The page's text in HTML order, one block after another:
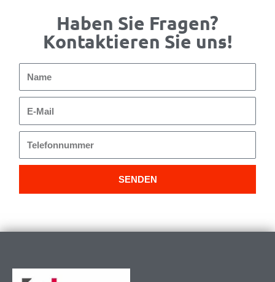
Haben Sie Fragen?
Kontaktieren Sie uns!
Mail
SENDEN